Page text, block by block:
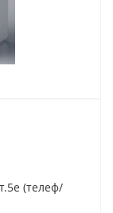
(телеф/